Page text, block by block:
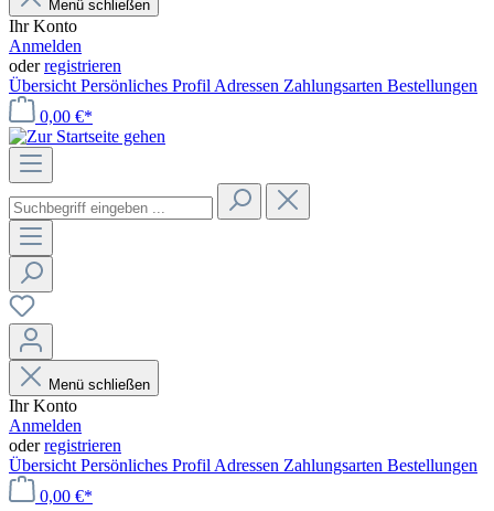
Menü schließen
Ihr Konto
Anmelden
oderregistrieren
Übersicht Persönliches Profil Adressen Zahlungsarten Bestellungen
0,00 €*
Menü schließen
Ihr Konto
Anmelden
oderregistrieren
Übersicht Persönliches Profil Adressen Zahlungsarten Bestellungen
0,00 €*